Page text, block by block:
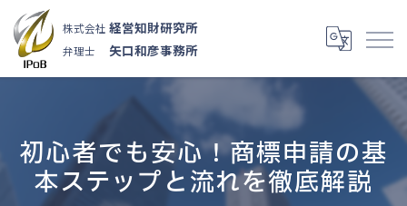
株式会社 経営知財研究所
弁理士 矢口和彦事務所
初心者でも安心！商標申請の基
本ステップと流れを徹底解説